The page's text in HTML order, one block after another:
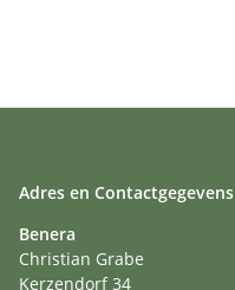
Adres en Contactgegevens
Benera
Christian Grabe
Kerzendorf 34